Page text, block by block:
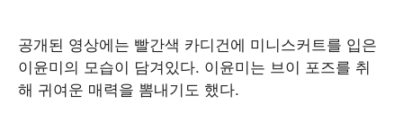
공개된 영상에는 빨간색 카디건에 미니스커트를 입은
이윤미의 모습이 담겨있다. 이윤미는 브이 포즈를 취
해 귀여운 매력을 뽐내기도 했다.